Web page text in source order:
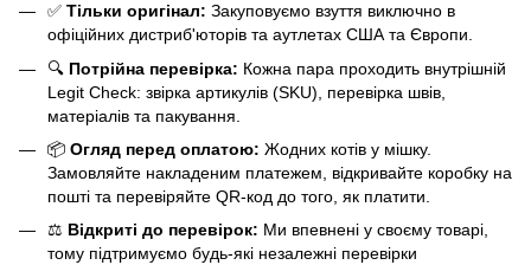
✅ Тільки оригінал: Закуповуємо взуття виключно в
офіційних дистриб'юторів та аутлетах США та Європи.
🔍 Потрійна перевірка: Кожна пара проходить внутрішній
Legit Check: звірка артикулів (SKU), перевірка швів,
матеріалів та пакування.
📦 Огляд перед оплатою: Жодних котів у мішку.
Замовляйте накладеним платежем, відкривайте коробку на
пошті та перевіряйте QR-код до того, як платити.
⚖️ Відкриті до перевірок: Ми впевнені у своєму товарі,
тому підтримуємо будь-які незалежні перевірки